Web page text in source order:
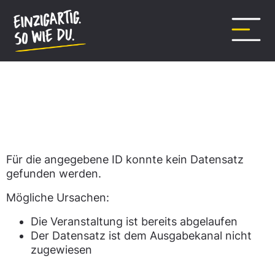
springen
Für die angegebene ID konnte kein Datensatz
gefunden werden.
Mögliche Ursachen:
Die Veranstaltung ist bereits abgelaufen
Der Datensatz ist dem Ausgabekanal nicht
zugewiesen